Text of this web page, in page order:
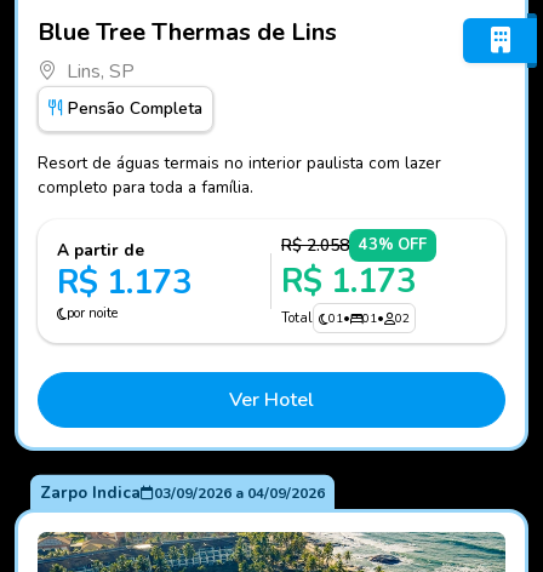
Blue Tree Thermas de Lins
Lins, SP
Pensão Completa
Resort de águas termais no interior paulista com lazer
completo para toda a família.
A partir de
R$ 1.173
por noite
R$ 2.058 43% OFF
R$ 1.173
Total 01• 01• 02
Ver Hotel
Zarpo Indica 03/09/2026a 04/09/2026